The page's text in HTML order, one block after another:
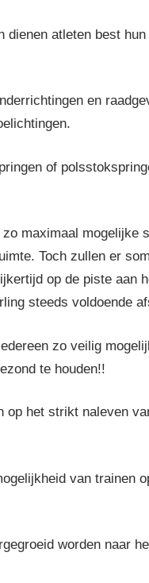
dienen atleten best
en
of
maximaal mogelijke
Toch zullen er
op de piste aan
steeds voldoende
zo veilig
te houden!!
op het strikt naleven
van trainen
worden naar